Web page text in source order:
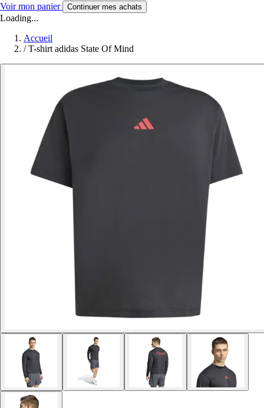
Voir mon panier Continuer mes achats
Loading...
Accueil
/ T-shirt adidas State Of Mind